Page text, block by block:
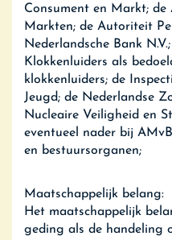
Consument en Markt;
Markten; de Autoriteit
Nederlandsche Bank
Klokkenluiders als
klokkenluiders; de
Jeugd; de Nederlandse
Nucleaire Veiligheid en
eventueel nader bij
en bestuursorganen;
Maatschappelijk belang:
Het maatschappelijk
geding als de handeling